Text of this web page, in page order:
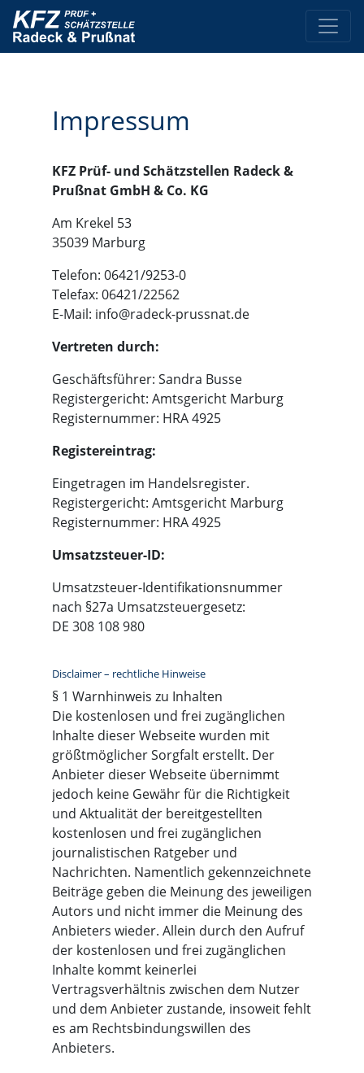
Impressum
KFZ Prüf- und Schätzstellen Radeck &
Prußnat GmbH & Co. KG
Am Krekel 53
35039 Marburg
Telefon: 06421/9253-0
Telefax: 06421/22562
E-Mail: info@radeck-prussnat.de
Vertreten durch:
Geschäftsführer: Sandra Busse
Registergericht: Amtsgericht Marburg
Registernummer: HRA 4925
Registereintrag:
Eingetragen im Handelsregister.
Registergericht: Amtsgericht Marburg
Registernummer: HRA 4925
Umsatzsteuer-ID:
Umsatzsteuer-Identifikationsnummer
nach §27a Umsatzsteuergesetz:
DE 308 108 980
Disclaimer – rechtliche Hinweise
§ 1 Warnhinweis zu Inhalten
Die kostenlosen und frei zugänglichen
Inhalte dieser Webseite wurden mit
größtmöglicher Sorgfalt erstellt. Der
Anbieter dieser Webseite übernimmt
jedoch keine Gewähr für die Richtigkeit
und Aktualität der bereitgestellten
kostenlosen und frei zugänglichen
journalistischen Ratgeber und
Nachrichten. Namentlich gekennzeichnete
Beiträge geben die Meinung des jeweiligen
Autors und nicht immer die Meinung des
Anbieters wieder. Allein durch den Aufruf
der kostenlosen und frei zugänglichen
Inhalte kommt keinerlei
Vertragsverhältnis zwischen dem Nutzer
und dem Anbieter zustande, insoweit fehlt
es am Rechtsbindungswillen des
Anbieters.